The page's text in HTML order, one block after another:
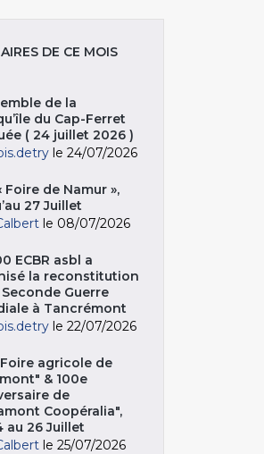
DE CE MOIS
de la
du Cap-Ferret
( 24 juillet 2026 )
le 24/07/2026
Foire de Namur »,
27 Juillet
le 08/07/2026
ECBR asbl a
la reconstitution
Guerre
à Tancrémont
le 22/07/2026
agricole de
& 100e
de
Coopéralia",
au 26 Juillet
le 25/07/2026